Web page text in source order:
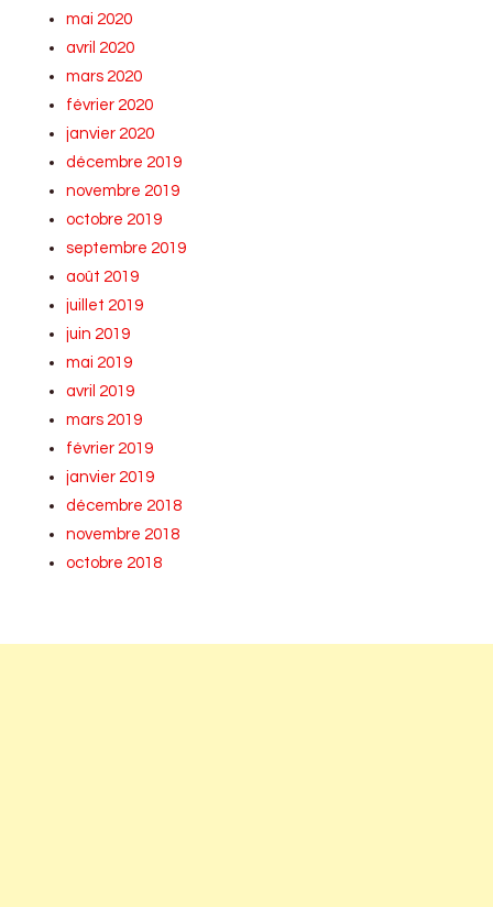
mai 2020
avril 2020
mars 2020
février 2020
janvier 2020
décembre 2019
novembre 2019
octobre 2019
septembre 2019
août 2019
juillet 2019
juin 2019
mai 2019
avril 2019
mars 2019
février 2019
janvier 2019
décembre 2018
novembre 2018
octobre 2018